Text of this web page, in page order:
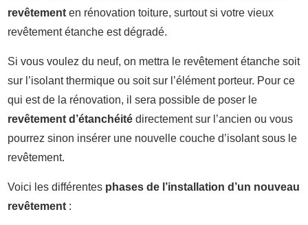
revêtement en rénovation toiture, surtout si votre vieux
revêtement étanche est dégradé.
Si vous voulez du neuf, on mettra le revêtement étanche soit
sur l’isolant thermique ou soit sur l’élément porteur. Pour ce
qui est de la rénovation, il sera possible de poser le
revêtement d’étanchéité directement sur l’ancien ou vous
pourrez sinon insérer une nouvelle couche d’isolant sous le
revêtement.
Voici les différentes phases de l’installation d’un nouveau
revêtement :